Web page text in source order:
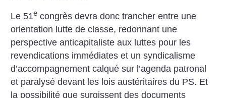
Le 51e congrès devra donc trancher entre une
orientation lutte de classe, redonnant une
perspective anticapitaliste aux luttes pour les
revendications immédiates et un syndicalisme
d’accompagnement calqué sur l’agenda patronal
et paralysé devant les lois austéritaires du PS. Et
la possibilité que surgissent des documents